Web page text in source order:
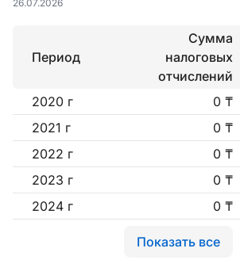
26.07.2026
Период
Сумма
налоговых
отчислений
2020 г 0 ₸
2021 г
0 ₸
2022 г
0 ₸
2023 г
0 ₸
2024 г
0 ₸
Показать все